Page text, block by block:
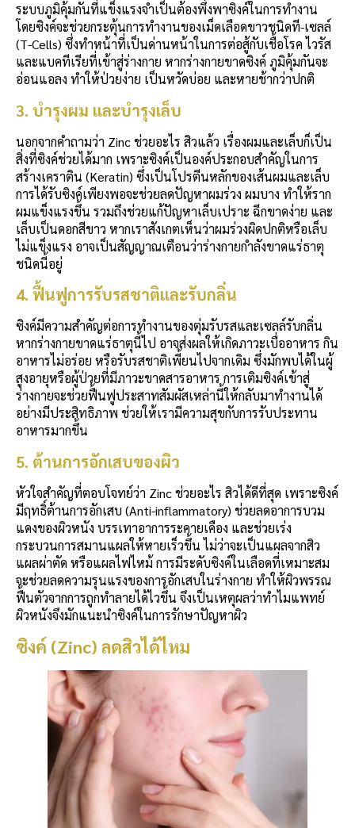
ระบบภูมิคุ้มกันที่แข็งแรงจำเป็นต้องพึ่งพาซิงค์ในการทำงาน
โดยซิงค์จะช่วยกระตุ้นการทำงานของเม็ดเลือดขาวชนิดที-เซลล์
(T-Cells) ซึ่งทำหน้าที่เป็นด่านหน้าในการต่อสู้กับเชื้อโรค ไวรัส
และแบคทีเรียที่เข้าสู่ร่างกาย หากร่างกายขาดซิงค์ ภูมิคุ้มกันจะ
อ่อนแอลง ทำให้ป่วยง่าย เป็นหวัดบ่อย และหายช้ากว่าปกติ
3. บำรุงผม และบำรุงเล็บ
นอกจากคำถามว่า Zinc ช่วยอะไร สิวแล้ว เรื่องผมและเล็บก็เป็น
สิ่งที่ซิงค์ช่วยได้มาก เพราะซิงค์เป็นองค์ประกอบสำคัญในการ
สร้างเคราติน (Keratin) ซึ่งเป็นโปรตีนหลักของเส้นผมและเล็บ
การได้รับซิงค์เพียงพอจะช่วยลดปัญหาผมร่วง ผมบาง ทำให้ราก
ผมแข็งแรงขึ้น รวมถึงช่วยแก้ปัญหาเล็บเปราะ ฉีกขาดง่าย และ
เล็บเป็นดอกสีขาว หากเราสังเกตเห็นว่าผมร่วงผิดปกติหรือเล็บ
ไม่แข็งแรง อาจเป็นสัญญาณเตือนว่าร่างกายกำลังขาดแร่ธาตุ
ชนิดนี้อยู่
4. ฟื้นฟูการรับรสชาติและรับกลิ่น
ซิงค์มีความสำคัญต่อการทำงานของตุ่มรับรสและเซลล์รับกลิ่น
หากร่างกายขาดแร่ธาตุนี้ไป อาจส่งผลให้เกิดภาวะเบื่ออาหาร กิน
อาหารไม่อร่อย หรือรับรสชาติเพี้ยนไปจากเดิม ซึ่งมักพบได้ในผู้
สูงอายุหรือผู้ป่วยที่มีภาวะขาดสารอาหาร การเติมซิงค์เข้าสู่
ร่างกายจะช่วยฟื้นฟูประสาทสัมผัสเหล่านี้ให้กลับมาทำงานได้
อย่างมีประสิทธิภาพ ช่วยให้เรามีความสุขกับการรับประทาน
อาหารมากขึ้น
5. ต้านการอักเสบของผิว
หัวใจสำคัญที่ตอบโจทย์ว่า Zinc ช่วยอะไร สิวได้ดีที่สุด เพราะซิงค์
มีฤทธิ์ต้านการอักเสบ (Anti-inflammatory) ช่วยลดอาการบวม
แดงของผิวหนัง บรรเทาอาการระคายเคือง และช่วยเร่ง
กระบวนการสมานแผลให้หายเร็วขึ้น ไม่ว่าจะเป็นแผลจากสิว
แผลผ่าตัด หรือแผลไฟไหม้ การมีระดับซิงค์ในเลือดที่เหมาะสม
จะช่วยลดความรุนแรงของการอักเสบในร่างกาย ทำให้ผิวพรรณ
ฟื้นตัวจากการถูกทำลายได้ไวขึ้น จึงเป็นเหตุผลว่าทำไมแพทย์
ผิวหนังจึงมักแนะนำซิงค์ในการรักษาปัญหาผิว
ซิงค์ (Zinc) ลดสิวได้ไหม